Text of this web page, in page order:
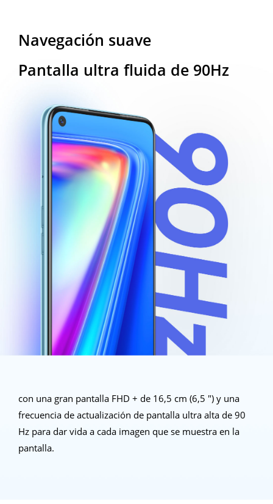
Navegación suave
Pantalla ultra fluida de 90Hz
con una gran pantalla FHD + de 16,5 cm (6,5 ") y una
frecuencia de actualización de pantalla ultra alta de 90
Hz para dar vida a cada imagen que se muestra en la
pantalla.